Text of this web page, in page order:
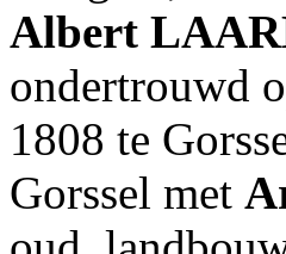
Albert
ondertrouwd
1808 te
Gorssel met